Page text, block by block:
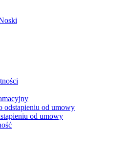
odstapieniu od umowy
od umowy